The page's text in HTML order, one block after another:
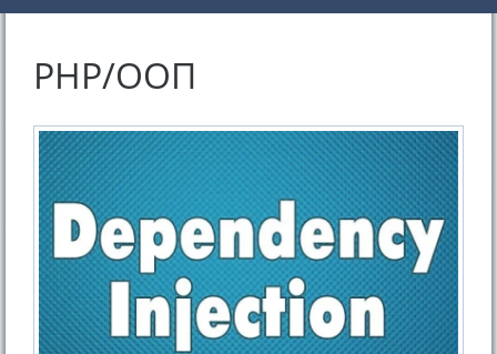
PHP/ООП